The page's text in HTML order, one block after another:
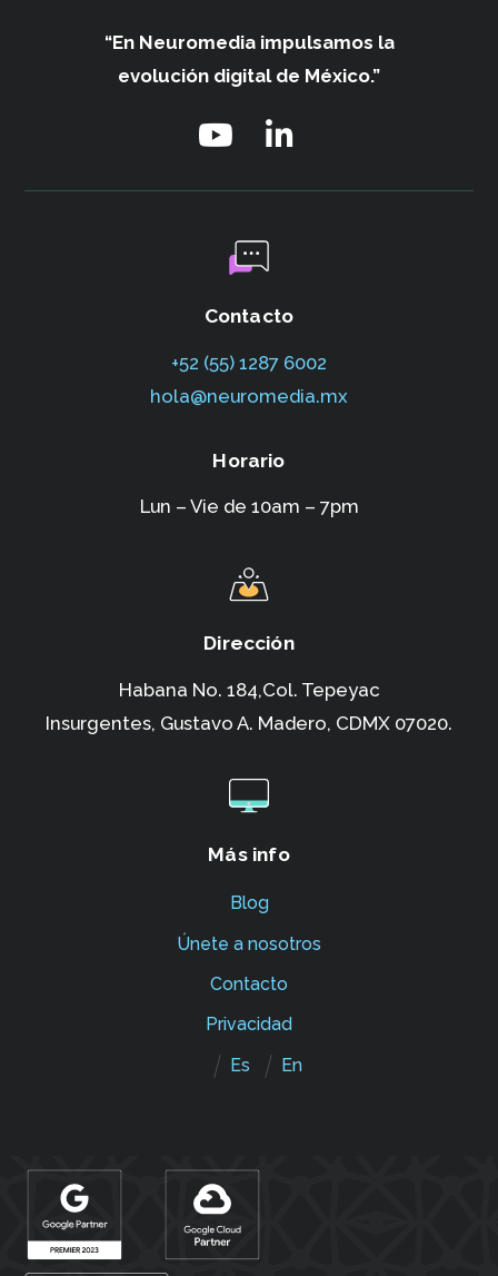
“En Neuromedia impulsamos la
evolución digital de México.”
Contacto
+52 (55) 1287 6002‬
hola@neuromedia.mx
Horario
Lun – Vie de 10am – 7pm
Dirección
Habana No. 184,Col. Tepeyac
Insurgentes, Gustavo A. Madero, CDMX 07020.
Más info
Blog
Únete a nosotros
Contacto
Privacidad
Es
En